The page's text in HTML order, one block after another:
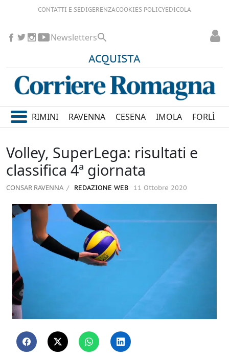
CONTATTI E SEDIGERENZACOOKIES POLICYEDICOLA
ACQUISTA
Newsletters
RIMINI RAVENNA CESENA IMOLA FORLÌ
Volley, SuperLega: risultati e
classifica 4ª giornata
CONSAR RAVENNA REDAZIONE WEB 11 Ottobre 2020